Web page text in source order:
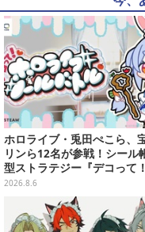
ホロライブ・兎田ぺこら、
リンら12名が参戦！シール
型ストラテジー『デコって
ライブシールバトル』Steam
2026.8.6